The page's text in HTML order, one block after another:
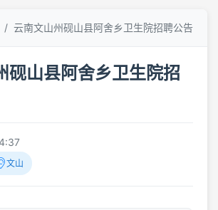
云南文山州砚山县阿舍乡卫生院招聘公告
砚山县阿舍乡卫生院招
文山